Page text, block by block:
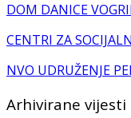
DOM DANICE
CENTRI ZA
NVO UDRUŽENJE
Arhivirane vijesti